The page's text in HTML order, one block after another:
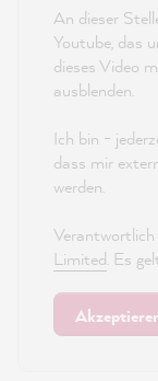
An dieser
Youtube, das
dieses Video
ausblenden.
Ich bin -
dass mir
werden.
Limited. Es